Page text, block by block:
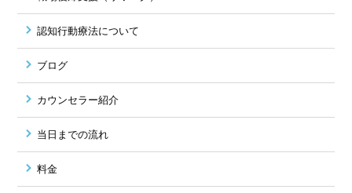
認知行動療法について
ブログ
カウンセラー紹介
当日までの流れ
料金